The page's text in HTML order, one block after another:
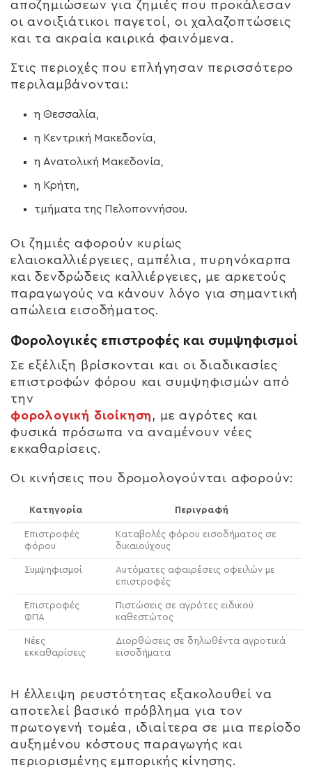
αποζημιώσεων για ζημιές που προκάλεσαν
οι ανοιξιάτικοι παγετοί, οι χαλαζοπτώσεις
και τα ακραία καιρικά φαινόμενα.
Στις περιοχές που επλήγησαν περισσότερο
περιλαμβάνονται:
η Θεσσαλία,
η Κεντρική Μακεδονία,
η Ανατολική Μακεδονία,
η Κρήτη,
τμήματα της Πελοποννήσου.
Οι ζημιές αφορούν κυρίως
ελαιοκαλλιέργειες, αμπέλια, πυρηνόκαρπα
και δενδρώδεις καλλιέργειες, με αρκετούς
παραγωγούς να κάνουν λόγο για σημαντική
απώλεια εισοδήματος.
Φορολογικές επιστροφές και συμψηφισμοί
Σε εξέλιξη βρίσκονται και οι διαδικασίες
επιστροφών φόρου και συμψηφισμών από
την
φορολογική διοίκηση , με αγρότες και
φυσικά πρόσωπα να αναμένουν νέες
εκκαθαρίσεις.
Οι κινήσεις που δρομολογούνται αφορούν:
Κατηγορία Περιγραφή
Επιστροφές
φόρου
Καταβολές φόρου εισοδήματος σε
δικαιούχους
Συμψηφισμοί
Αυτόματες αφαιρέσεις οφειλών με
επιστροφές
Επιστροφές
ΦΠΑ
Πιστώσεις σε αγρότες ειδικού
καθεστώτος
Νέες
εκκαθαρίσεις
Διορθώσεις σε δηλωθέντα αγροτικά
εισοδήματα
Η έλλειψη ρευστότητας εξακολουθεί να
αποτελεί βασικό πρόβλημα για τον
πρωτογενή τομέα, ιδιαίτερα σε μια περίοδο
αυξημένου κόστους παραγωγής και
περιορισμένης εμπορικής κίνησης.